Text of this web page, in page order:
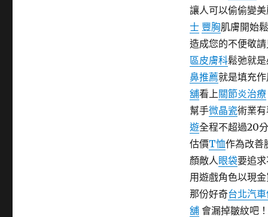
讓人可以偷偷變
士 豐胸肌膚開始
造成您的不便敬
區皮膚科鬆弛就
鼻推薦就是填充
舖看上關節炎治療
幫手微晶瓷術業
遊全程不超過20
估價T恤作為改善
顏敵人眼袋要追
用遊戲角色以現
那份好奇台北汽
舖會漏掉皺紋吧